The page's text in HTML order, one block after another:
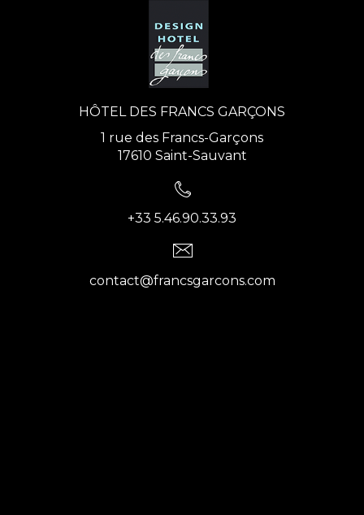
HÔTEL DES FRANCS GARÇONS
1 rue des Francs-Garçons
17610 Saint-Sauvant
+33 5.46.90.33.93
contact@francsgarcons.com